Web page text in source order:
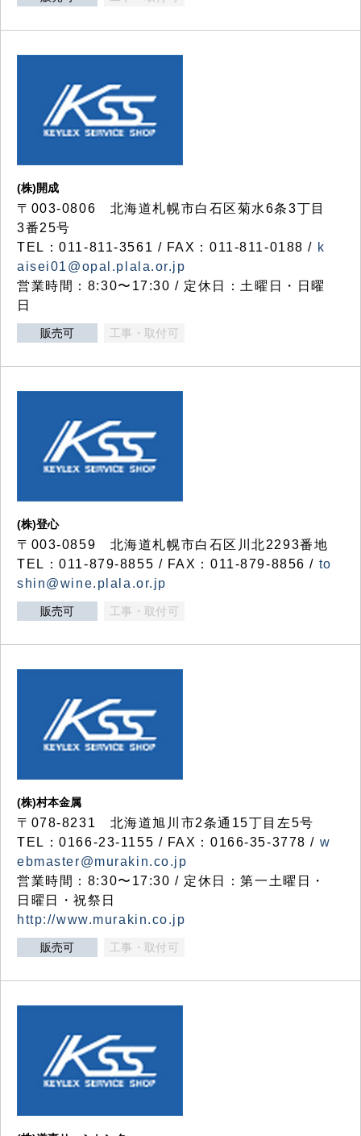
(株)開成
〒003-0806 北海道札幌市白石区菊水6条3丁目
3番25号
TEL：011-811-3561 / FAX：011-811-0188 / k
aisei01@opal.plala.or.jp
営業時間：8:30〜17:30 / 定休日：土曜日・日曜
日
販売可 工事・取付可
(株)登心
〒003-0859 北海道札幌市白石区川北2293番地
TEL：011-879-8855 / FAX：011-879-8856 / to
shin@wine.plala.or.jp
販売可 工事・取付可
(株)村本金属
〒078-8231 北海道旭川市2条通15丁目左5号
TEL：0166-23-1155 / FAX：0166-35-3778 / w
ebmaster@murakin.co.jp
営業時間：8:30〜17:30 / 定休日：第一土曜日・
日曜日・祝祭日
http://www.murakin.co.jp
販売可 工事・取付可